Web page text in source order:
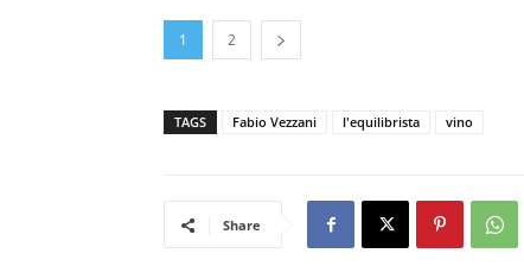
1 2
TAGS Fabio Vezzani l'equilibrista vino
Share